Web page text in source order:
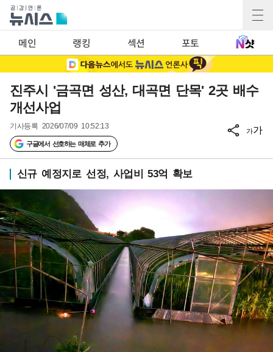
메인 랭킹 섹션 포토
진주시 '금곡면 성산, 대곡면 단목' 2곳 배수
개선사업
기사등록 2026/07/09 10:52:13
구글에서 선호하는 매체로 추가
가가
신규 예정지로 선정, 사업비 53억 확보